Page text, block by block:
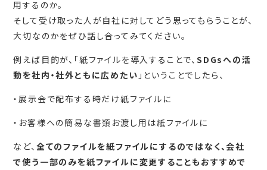
用するのか。
そして受け取った人が自社に対してどう思ってもらうことが、
大切なのかをぜひ話し合ってみてください。
例えば目的が、「紙ファイルを導入することで、SDGsへの活
動を社内・社外ともに広めたい 」ということでしたら、
・展示会で配布する時だけ紙ファイルに
・お客様への簡易な書類お渡し用は紙ファイルに
など、 全てのファイルを紙ファイルにするのではなく、会社
で使う一部のみを紙ファイルに変更することもおすすめで